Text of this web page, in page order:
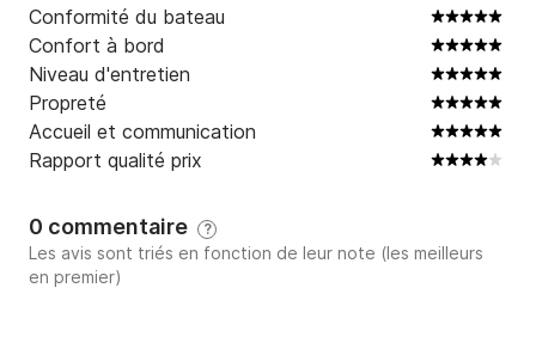
Conformité du bateau
Confort à bord
Niveau d'entretien
Propreté
Accueil et communication
Rapport qualité prix
0 commentaire ?
Les avis sont triés en fonction de leur note (les meilleurs
en premier)